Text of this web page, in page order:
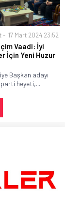
17 Mart 2024 23:52
Vaadi: İyi
İçin Yeni Huzur
Başkan adayı
parti heyeti,...